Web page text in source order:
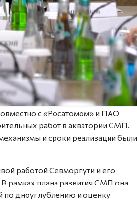
с «Росатомом» и ПАО
работ в акватории СМП.
и сроки реализации были
работой Севморпути и его
рамках плана развития СМП она
по дноуглублению и оценку